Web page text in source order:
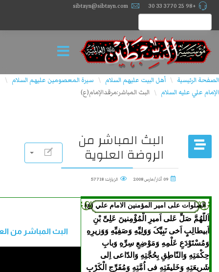
+98 25 3770 33 30
sibtayn@sibtayn.com
الصفحة الرئيسية \ أهل البيت عليهم السلام \ سيرة المعصومين عليهم السلام \
الإمام علي عليه السلام \ البث المباشر:مرقدالإمام(ع)
البث المباشر من
الروضة العلوية
09 آذار/مارس 2008 الزيارات: 57718
الصلوات علی امير المؤمنين الامام علي (ع)
اَللّهُمَّ صَلِّ عَلى اَمیرِ الْمُؤْمِنینَ عَلِىِّ بْنِ
اَبیطالِبٍ اَخى نَبِیِّکَ وَوَلِیِّهِ وَصَفِیِّهِ وَوَزیرِهِ
وَمُسْتَوْدَعِ عَلْمِهِ وَمَوْضِعِ سِرِّهِ وَبابِ
حِکْمَتِهِ وَالنّاطِقِ بِحُجَّتِهِ وَالدّاعى اِلى
شَریعَتِهِ وَخَلیفَتِهِ فى اُمَّتِهِ وَمُفَرِّجِ الْکَرْبِ
البث المباشر من